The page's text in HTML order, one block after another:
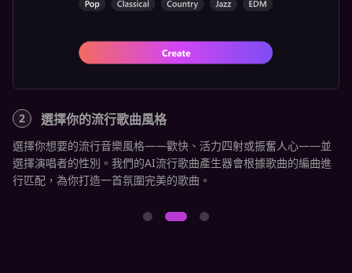
2 選擇你的流行歌曲風格
選擇你想要的流行音樂風格——歡快、活力四射或振奮人心——並
選擇演唱者的性別。我們的AI流行歌曲產生器會根據歌曲的編曲進
行匹配，為你打造一首氛圍完美的歌曲。